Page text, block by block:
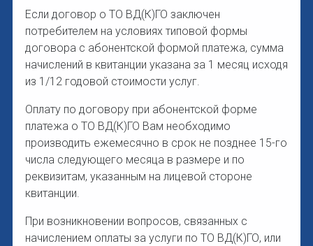
Если договор о ТО ВД(К)ГО заключен
потребителем на условиях типовой формы
договора с абонентской формой платежа, сумма
начислений в квитанции указана за 1 месяц исходя
из 1/12 годовой стоимости услуг.
Оплату по договору при абонентской форме
платежа о ТО ВД(К)ГО Вам необходимо
производить ежемесячно в срок не позднее 15-го
числа следующего месяца в размере и по
реквизитам, указанным на лицевой стороне
квитанции.
При возникновении вопросов, связанных с
начислением оплаты за услуги по ТО ВД(К)ГО, или